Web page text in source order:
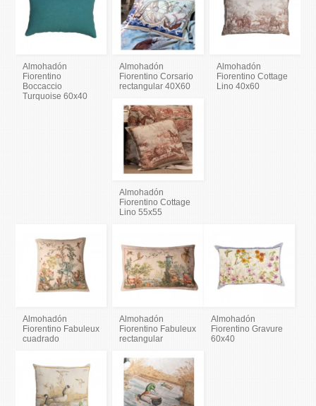
Almohadón
Fiorentino
Boccaccio
Turquoise 60x40
Almohadón
Fiorentino Corsario
rectangular 40X60
Almohadón
Fiorentino Cottage
Lino 40x60
Almohadón
Fiorentino Cottage
Lino 55x55
Almohadón
Fiorentino Fabuleux
cuadrado
Almohadón
Fiorentino Fabuleux
rectangular
Almohadón
Fiorentino Gravure
60x40